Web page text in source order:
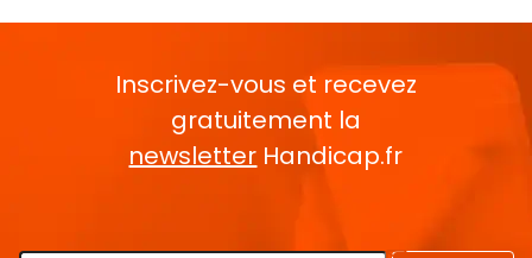
Inscrivez-vous et recevez
gratuitement la
newsletter Handicap.fr